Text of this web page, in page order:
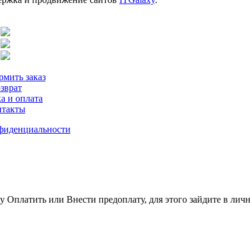
заказ
и оплата
Внести предоплату, для этого зайдите в